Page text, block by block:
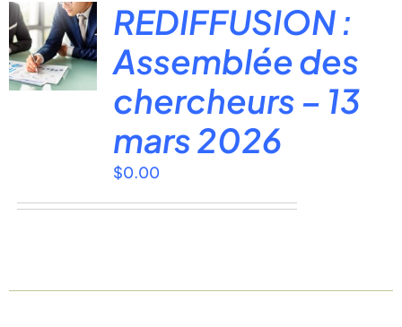
REDIFFUSION :
Assemblée des
chercheurs – 13
mars 2026
$0.00